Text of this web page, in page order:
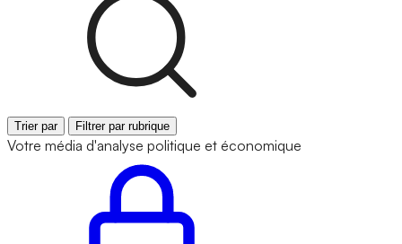
Trier par Filtrer par rubrique
Votre média d'analyse politique et économique